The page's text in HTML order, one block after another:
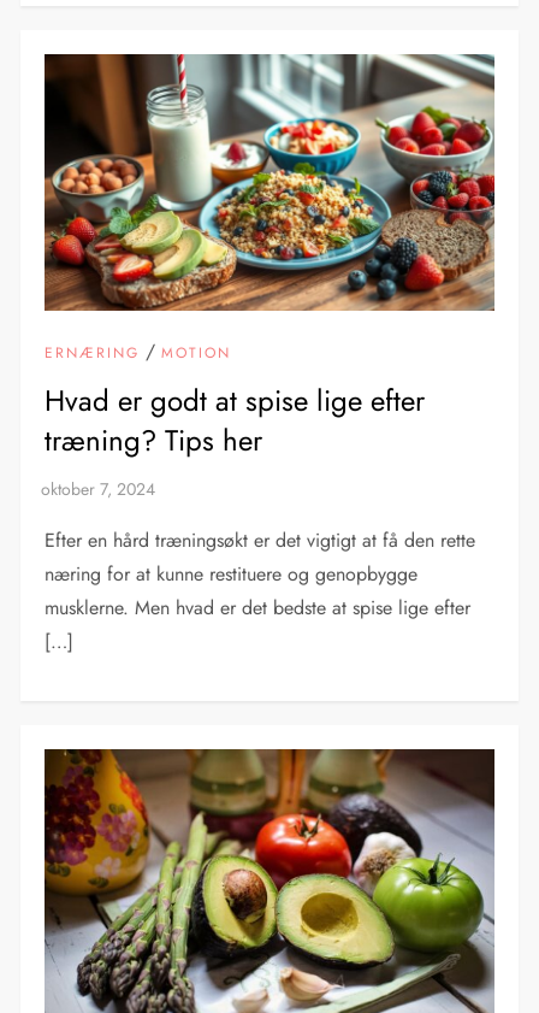
ERNÆRING /MOTION
Hvad er godt at spise lige efter
træning? Tips her
Efter en hård træningsøkt er det vigtigt at få den rette
næring for at kunne restituere og genopbygge
musklerne. Men hvad er det bedste at spise lige efter
[…]